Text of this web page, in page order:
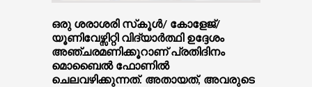
ഒരു ശരാശരി സ്‌കൂള്‍/ കോളേജ്/
യൂണിവേഴ്സിറ്റി വിദ്യാര്‍ത്ഥി ഉദ്ദേശം
അഞ്ചരമണിക്കൂറാണ് പ്രതിദിനം
മൊബൈല്‍ ഫോണില്‍
ചെലവഴിക്കുന്നത്. അതായത്, അവരുടെ